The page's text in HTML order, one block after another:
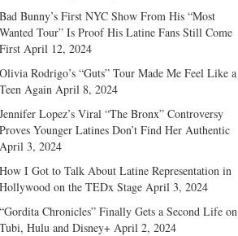
Bad Bunny’s First NYC Show From His “Most
Wanted Tour” Is Proof His Latine Fans Still Come
First April 12, 2024
Olivia Rodrigo’s “Guts” Tour Made Me Feel Like a
Teen Again April 8, 2024
Jennifer Lopez’s Viral “The Bronx” Controversy
Proves Younger Latines Don’t Find Her Authentic
April 3, 2024
How I Got to Talk About Latine Representation in
Hollywood on the TEDx Stage April 3, 2024
“Gordita Chronicles” Finally Gets a Second Life on
Tubi, Hulu and Disney+ April 2, 2024